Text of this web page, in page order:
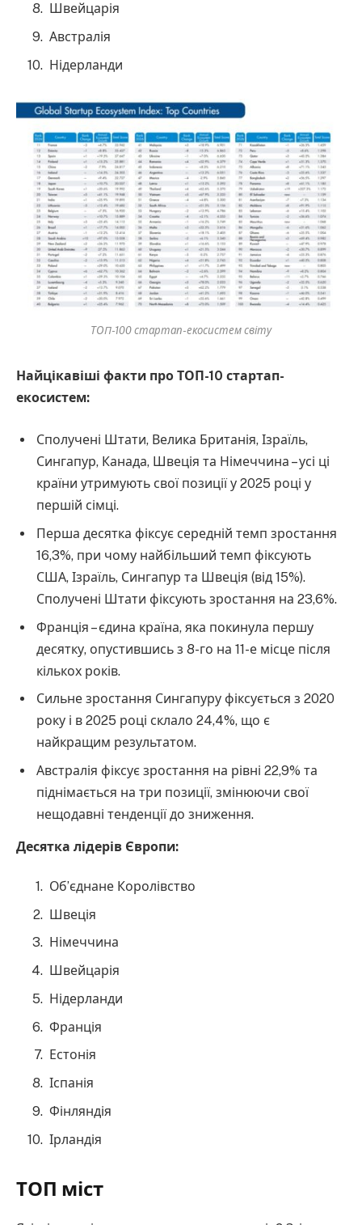
Швейцарія
Австралія
Нідерланди
ТОП-100 стартап-екосистем світу
Найцікавіші факти про ТОП-10 стартап-
екосистем:
Сполучені Штати, Велика Британія, Ізраїль,
Сингапур, Канада, Швеція та Німеччина – усі ці
країни утримують свої позиції у 2025 році у
першій сімці.
Перша десятка фіксує середній темп зростання
16,3%, при чому найбільший темп фіксують
США, Ізраїль, Сингапур та Швеція (від 15%).
Сполучені Штати фіксують зростання на 23,6%.
Франція – єдина країна, яка покинула першу
десятку, опустившись з 8-го на 11-е місце після
кількох років.
Сильне зростання Сингапуру фіксується з 2020
року і в 2025 році склало 24,4%, що є
найкращим результатом.
Австралія фіксує зростання на рівні 22,9% та
піднімається на три позиції, змінюючи свої
нещодавні тенденції до зниження.
Десятка лідерів Європи:
Об’єднане Королівство
Швеція
Німеччина
Швейцарія
Нідерланди
Франція
Естонія
Іспанія
Фінляндія
Ірландія
ТОП міст